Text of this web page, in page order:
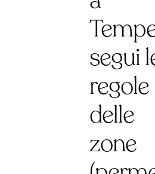
segui
regole
delle
zone